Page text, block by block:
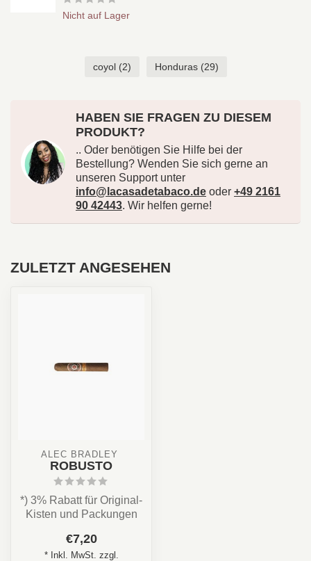
Nicht auf Lager
coyol (2) Honduras (29)
HABEN SIE FRAGEN ZU DIESEM
PRODUKT?
.. Oder benötigen Sie Hilfe bei der
Bestellung? Wenden Sie sich gerne an
unseren Support unter
info@lacasadetabaco.de oder +49 2161
90 42443. Wir helfen gerne!
ZULETZT ANGESEHEN
ALEC BRADLEY
ROBUSTO
*) 3% Rabatt für Original-
Kisten und Packungen
sobald da...
€7,20
* Inkl. MwSt. zzgl.